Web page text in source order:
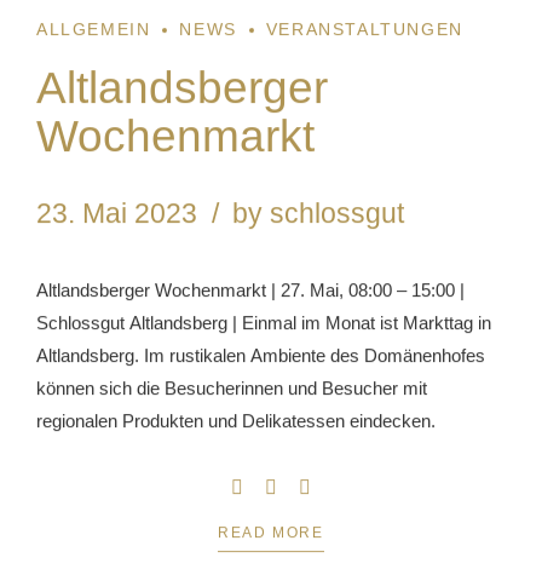
ALLGEMEIN NEWS VERANSTALTUNGEN
Altlandsberger
Wochenmarkt
23. Mai 2023 by schlossgut
Altlandsberger Wochenmarkt | 27. Mai, 08:00 – 15:00 |
Schlossgut Altlandsberg | Einmal im Monat ist Markttag in
Altlandsberg. Im rustikalen Ambiente des Domänenhofes
können sich die Besucherinnen und Besucher mit
regionalen Produkten und Delikatessen eindecken.
READ MORE